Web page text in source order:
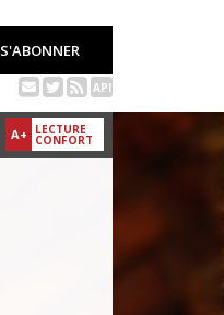
S'ABONNER
API
A+ LECTURE
CONFORT